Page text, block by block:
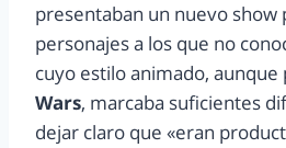
presentaban un nuevo show
personajes a los que no
cuyo estilo animado, aunque
Wars, marcaba suficientes
dejar claro que «eran